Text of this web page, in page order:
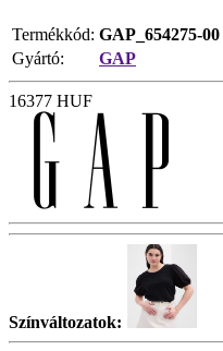
Termékkód: GAP_654275-00
Gyártó:
GAP
16377 HUF
Színváltozatok: